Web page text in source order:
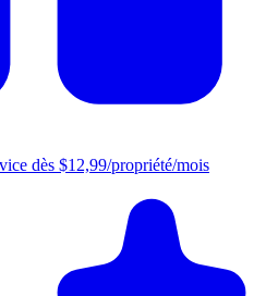
dès $12,99/propriété/mois